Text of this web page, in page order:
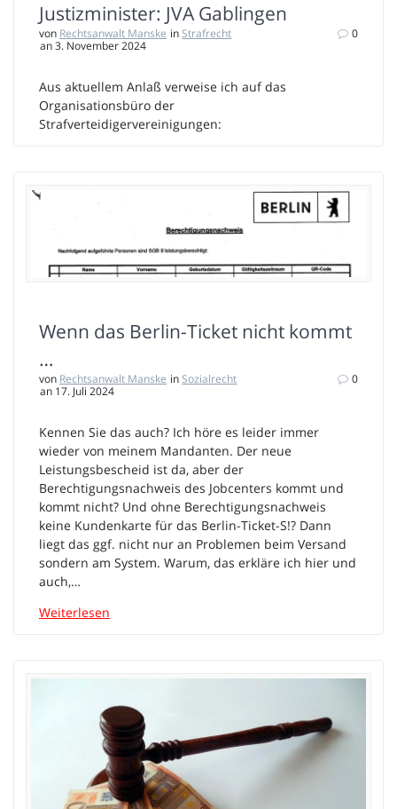
Justizminister: JVA Gablingen
von Rechtsanwalt Manske inStrafrecht
an 3. November 2024
0
Aus aktuellem Anlaß verweise ich auf das
Organisationsbüro der
Strafverteidigervereinigungen:
Wenn das Berlin-Ticket nicht kommt
…
von Rechtsanwalt Manske inSozialrecht
an 17. Juli 2024
0
Kennen Sie das auch? Ich höre es leider immer
wieder von meinem Mandanten. Der neue
Leistungsbescheid ist da, aber der
Berechtigungsnachweis des Jobcenters kommt und
kommt nicht? Und ohne Berechtigungsnachweis
keine Kundenkarte für das Berlin-Ticket-S!? Dann
liegt das ggf. nicht nur an Problemen beim Versand
sondern am System. Warum, das erkläre ich hier und
auch,…
Weiterlesen